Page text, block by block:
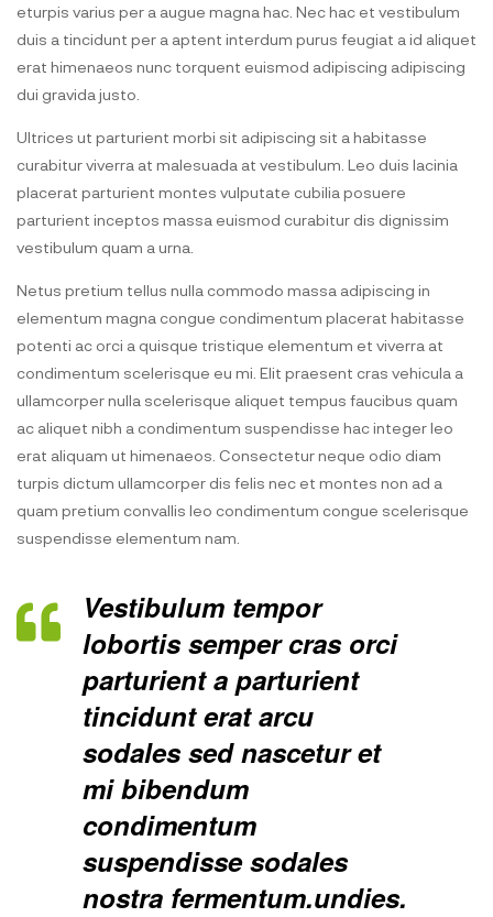
eturpis varius per a augue magna hac. Nec hac et vestibulum
duis a tincidunt per a aptent interdum purus feugiat a id aliquet
erat himenaeos nunc torquent euismod adipiscing adipiscing
dui gravida justo.
Ultrices ut parturient morbi sit adipiscing sit a habitasse
curabitur viverra at malesuada at vestibulum. Leo duis lacinia
placerat parturient montes vulputate cubilia posuere
parturient inceptos massa euismod curabitur dis dignissim
vestibulum quam a urna.
Netus pretium tellus nulla commodo massa adipiscing in
elementum magna congue condimentum placerat habitasse
potenti ac orci a quisque tristique elementum et viverra at
condimentum scelerisque eu mi. Elit praesent cras vehicula a
ullamcorper nulla scelerisque aliquet tempus faucibus quam
ac aliquet nibh a condimentum suspendisse hac integer leo
erat aliquam ut himenaeos. Consectetur neque odio diam
turpis dictum ullamcorper dis felis nec et montes non ad a
quam pretium convallis leo condimentum congue scelerisque
suspendisse elementum nam.
Vestibulum tempor
lobortis semper cras orci
parturient a parturient
tincidunt erat arcu
sodales sed nascetur et
mi bibendum
condimentum
suspendisse sodales
nostra fermentum.undies.